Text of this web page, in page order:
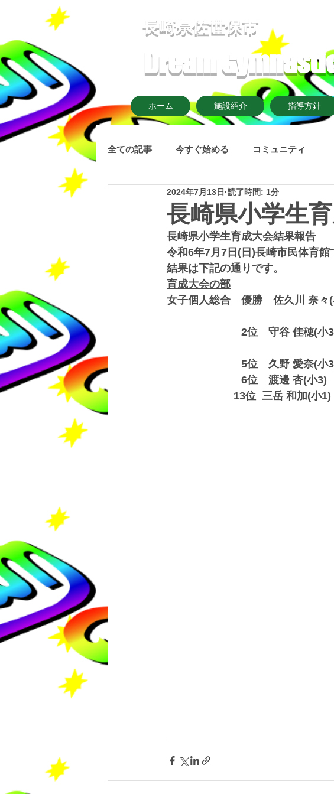
​長崎県佐世保市
Dream
ホーム 施設紹介 指導方針
全ての記事 今すぐ始める コミュニティ
長崎県小学生
2024年7月13日 読了時間: 1分
長崎県小学生育成大会結果報告
令和6年7月7日(日)長崎市民体育館
結果は下記の通りです。
育成大会の部
女子個人総合　優勝　佐久川 奈
平均台 2
2位　守谷 佳穂(小3)　　
平均台 優
5位　久野 愛奈(小3)　　
6位　渡邊 杏(小3)　　　
13位  三岳 和加(小1)